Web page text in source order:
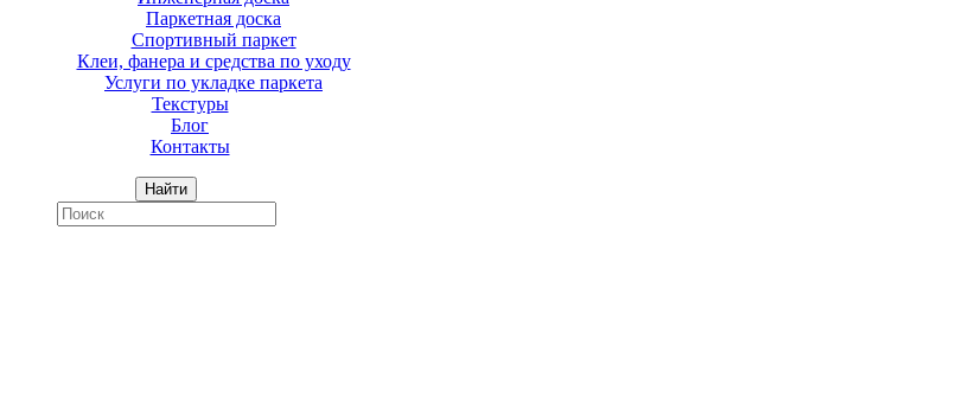
Паркетная доска
Спортивный паркет
Клеи, фанера и средства по уходу
Услуги по укладке паркета
Текстуры
Блог
Контакты
Найти